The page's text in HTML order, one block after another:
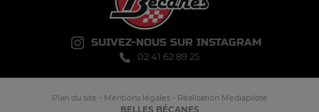
SUIVEZ-NOUS SUR INSTAGRAM
02 41 62 89 25
Plan du site - Mentions légales- Réalisation Mediapilote
BELLES BÉCANES